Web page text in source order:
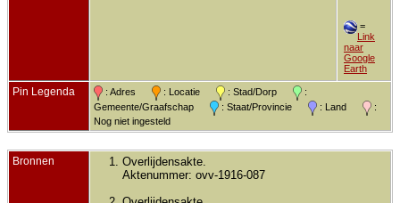
=
Link
naar
Google
Earth
Pin Legenda : Adres : Locatie : Stad/Dorp
:
Gemeente/Graafschap
: Staat/Provincie : Land
:
Nog niet ingesteld
Bronnen
Overlijdensakte.
Aktenummer: ovv-1916-087